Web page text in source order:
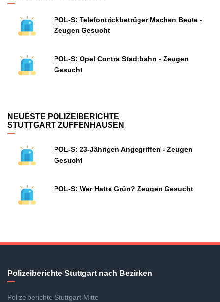
POL-S: Telefontrickbetrüger Machen Beute -
Zeugen Gesucht
POL-S: Opel Contra Stadtbahn - Zeugen
Gesucht
NEUESTE POLIZEIBERICHTE
STUTTGART ZUFFENHAUSEN
POL-S: 23-Jährigen Angegriffen - Zeugen
Gesucht
POL-S: Wer Hatte Grün? Zeugen Gesucht
Polizeiberichte Stuttgart nach Bezirken
Polizeiberichte Stuttgart-Mitte